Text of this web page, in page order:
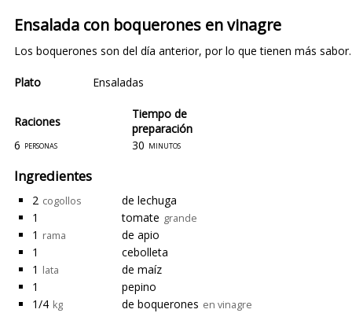
Ensalada con boquerones en vinagre
Los boquerones son del día anterior, por lo que tienen más sabor.
Plato Ensaladas
Raciones
Tiempo de
preparación
6 personas 30 minutos
Ingredientes
2 cogollos
de lechuga
1
tomate grande
1 rama
de apio
1
cebolleta
1 lata
de maíz
1
pepino
1/4 kg de boquerones en vinagre